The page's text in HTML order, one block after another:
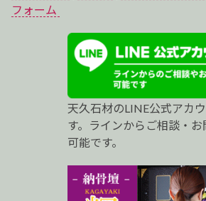
ス
ト
ロ
フォーム
天久石材のLINE公式アカ
す。ラインからご相談・お
可能です。